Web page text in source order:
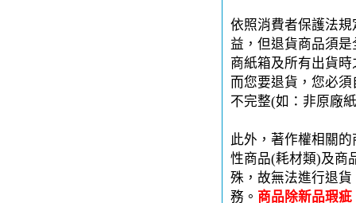
依照消費者保護法
益，但退貨商品須
商紙箱及所有出貨
而您要退貨，您必
不完整(如：非原廠
此外，著作權相關
性商品(耗材類)及商
殊，故無法進行退
務。 商品除新品瑕